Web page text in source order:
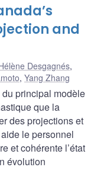
and
Desgagnés,
, Yang Zhang
principal modèle
que la
des projections et
le personnel
et cohérente l’état
évolution